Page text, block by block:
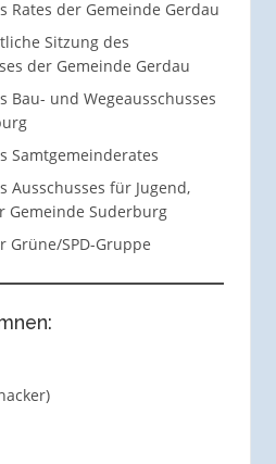
Rates der Gemeinde Gerdau
Sitzung des
der Gemeinde Gerdau
Bau- und Wegeausschusses
Samtgemeinderates
Ausschusses für Jugend,
Gemeinde Suderburg
Grüne/SPD-Gruppe